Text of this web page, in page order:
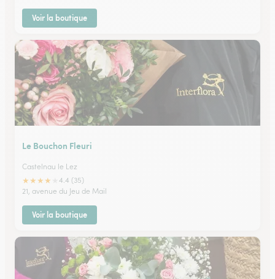
Voir la boutique
Le Bouchon Fleuri
Castelnau le Lez
★★★★
4.4 (35)
21, avenue du Jeu de Mail
Voir la boutique